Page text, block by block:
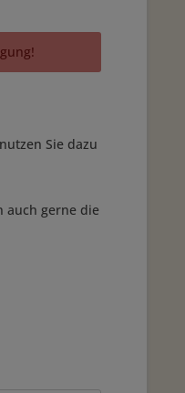
Sie dazu
auch gerne die